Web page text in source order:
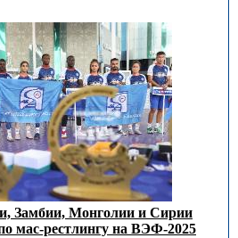
Замбии, Монголии и Сирии
мас-рестлингу на ВЭФ-2025